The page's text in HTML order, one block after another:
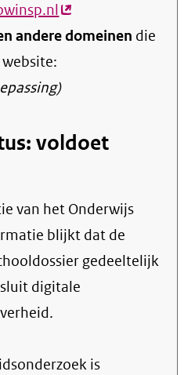
(externe
link)
andere domeinen die
voldoet
blijkt dat de
gedeeltelijk
digitale
is